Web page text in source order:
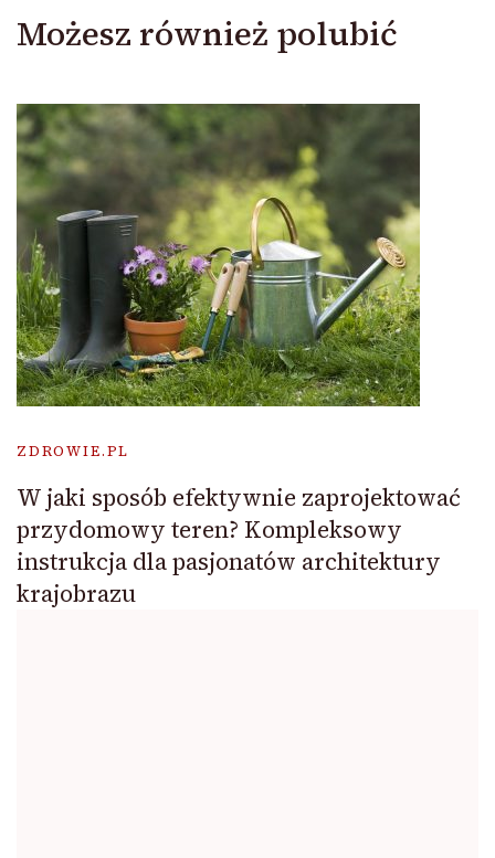
Możesz również polubić
ZDROWIE.PL
W jaki sposób efektywnie zaprojektować
przydomowy teren? Kompleksowy
instrukcja dla pasjonatów architektury
krajobrazu